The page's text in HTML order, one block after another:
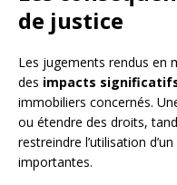
de justice
Les jugements rendus en
des impacts
immobiliers concernés.
ou étendre des droits,
restreindre l’utilisation
importantes.